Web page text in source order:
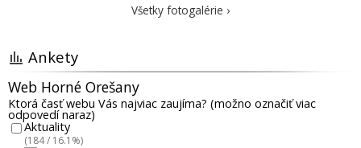
Všetky fotogalérie ›
Ankety
Web Horné Orešany
Ktorá časť webu Vás najviac zaujíma? (možno označiť viac
odpovedí naraz)
Aktuality
(184 / 16.1%)